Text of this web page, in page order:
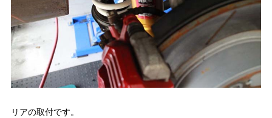
リアの取付です。